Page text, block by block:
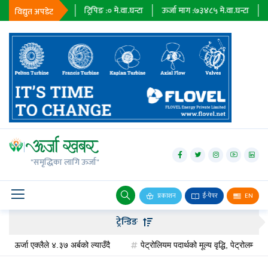
विद्युत अपडेट
मे.वा.घन्टा ट्रिपिङ : मे.वा.घन्टा ऊर्जा माग : ७३४८५मे.वा.घन्टा प्राधिकरण
"समृद्धिका लागि ऊर्जा"
प्रकाशन ई-पेपर EN
जलविद्युत्
सोलार
वायु
बायोग्यास
पेट्रोलियम
ट्रेन्डिङ
एक्लैले ४.३७ अर्बको ल्याउँदै पेट्रोलियम पदार्थको मूल्य वृद्धि, पेट्रोलमा ३ र